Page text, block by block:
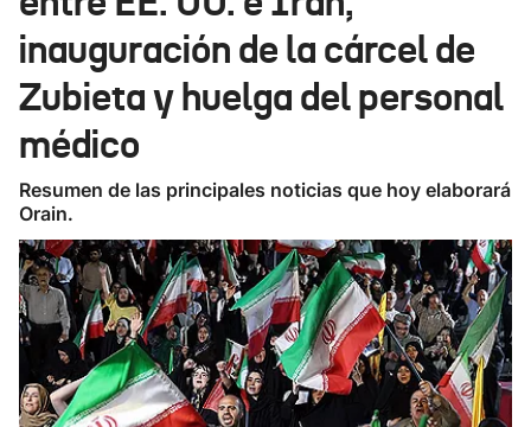
Eguraldia
inauguración de la cárcel de
Zubieta y huelga del personal
médico
Resumen de las principales noticias que hoy elaborará
Orain.